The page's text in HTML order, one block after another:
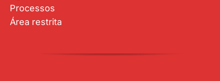
Processos
Área restrita